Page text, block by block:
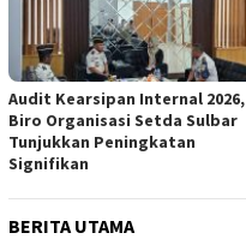
Audit Kearsipan Internal 2026,
Biro Organisasi Setda Sulbar
Tunjukkan Peningkatan
Signifikan
BERITA UTAMA